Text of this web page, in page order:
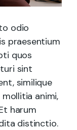
odio
praesentium
quos
sint
similique
animi,
harum
distinctio.